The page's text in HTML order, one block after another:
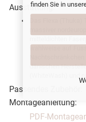
finden Sie in
Ausstattung:
Das Flexa
massiver
dänischen
(WhiteWash) und
Passendes Zubehör:
Montageanleitung:
PDF-